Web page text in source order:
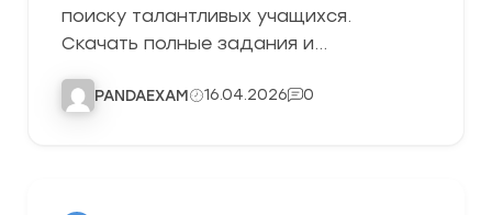
поиску талантливых учащихся.
Скачать полные задания и…
PANDAEXAM 16.04.2026 0